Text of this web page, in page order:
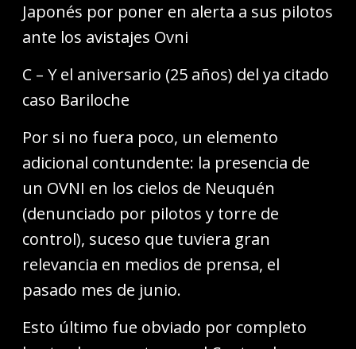
Japonés por poner en alerta a sus pilotos
ante los avistajes Ovni
C – Y el aniversario (25 años) del ya citado
caso Bariloche
Por si no fuera poco, un elemento
adicional contundente: la presencia de
un OVNI en los cielos de Neuquén
(denunciado por pilotos y torre de
control), suceso que tuviera gran
relevancia en medios de prensa, el
pasado mes de junio.
Esto último fue obviado por completo